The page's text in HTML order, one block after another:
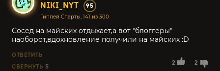
NIKI_NYT 95
Гиппей Спарты, 141 из 300
2 2
Сосед на майских отдыхает,а вот "блоггеры"
наоборот,вдохновление получили на майских :D
ОТВЕТИТЬ
СВЕРНУТЬ 5